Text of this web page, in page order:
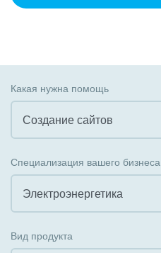
Какая нужна помощь
Создание сайтов
Внедрение КЭДО
Интеграция с 1С
Специализация вашего бизнеса
Электроэнергетика
Вид продукта